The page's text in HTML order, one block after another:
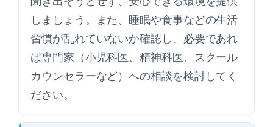
しましょう。また、睡眠や食事などの生活
習慣が乱れていないか確認し、必要であれ
ば専門家（小児科医、精神科医、スクール
カウンセラーなど）への相談を検討してく
ださい。